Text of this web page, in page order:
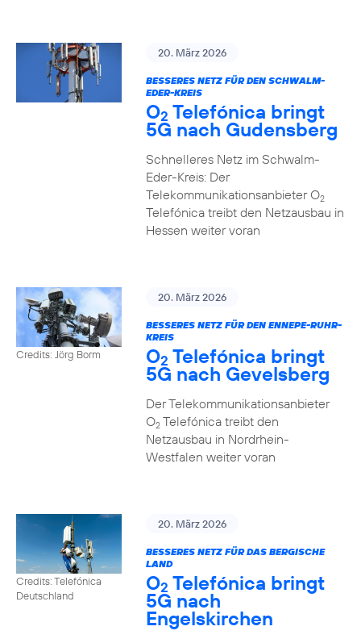
20. März 2026
BESSERES NETZ FÜR DEN SCHWALM-
EDER-KREIS
O2 Telefónica bringt
5G nach Gudensberg
Schnelleres Netz im Schwalm-
Eder-Kreis: Der
Telekommunikationsanbieter O2
Telefónica treibt den Netzausbau in
Hessen weiter voran
Credits: Jörg Borm
20. März 2026
BESSERES NETZ FÜR DEN ENNEPE-RUHR-
KREIS
O2 Telefónica bringt
5G nach Gevelsberg
Der Telekommunikationsanbieter
O2Telefónica treibt den
Netzausbau in Nordrhein-
Westfalen weiter voran
Credits: Telefónica
Deutschland
20. März 2026
BESSERES NETZ FÜR DAS BERGISCHE
LAND
O2 Telefónica bringt
5G nach
Engelskirchen